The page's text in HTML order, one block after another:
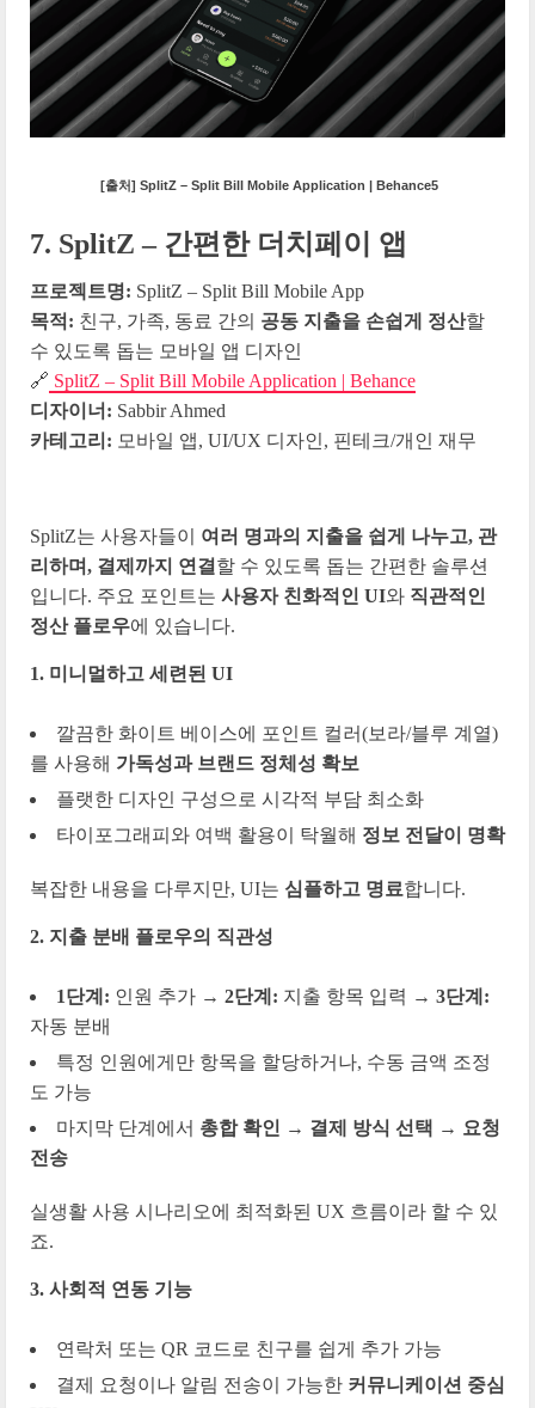
[출처] SplitZ – Split Bill Mobile Application | Behance5
7. SplitZ – 간편한 더치페이 앱
프로젝트명: SplitZ – Split Bill Mobile App
목적: 친구, 가족, 동료 간의 공동 지출을 손쉽게 정산할
수 있도록 돕는 모바일 앱 디자인
🔗 SplitZ – Split Bill Mobile Application | Behance
디자이너: Sabbir Ahmed
카테고리: 모바일 앱, UI/UX 디자인, 핀테크/개인 재무
SplitZ는 사용자들이 여러 명과의 지출을 쉽게 나누고, 관
리하며, 결제까지 연결 할 수 있도록 돕는 간편한 솔루션
입니다. 주요 포인트는 사용자 친화적인 UI와 직관적인
정산 플로우에 있습니다.
1. 미니멀하고 세련된 UI
깔끔한 화이트 베이스에 포인트 컬러(보라/블루 계열)
를 사용해 가독성과 브랜드 정체성 확보
플랫한 디자인 구성으로 시각적 부담 최소화
타이포그래피와 여백 활용이 탁월해 정보 전달이 명확
복잡한 내용을 다루지만, UI는 심플하고 명료합니다.
2. 지출 분배 플로우의 직관성
1단계: 인원 추가 → 2단계: 지출 항목 입력 → 3단계:
자동 분배
특정 인원에게만 항목을 할당하거나, 수동 금액 조정
도 가능
마지막 단계에서 총합 확인 → 결제 방식 선택 → 요청
전송
실생활 사용 시나리오에 최적화된 UX 흐름이라 할 수 있
죠.
3. 사회적 연동 기능
연락처 또는 QR 코드로 친구를 쉽게 추가 가능
결제 요청이나 알림 전송이 가능한 커뮤니케이션 중심